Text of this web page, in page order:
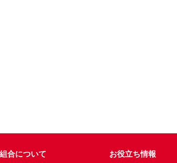
合について お役立ち情報